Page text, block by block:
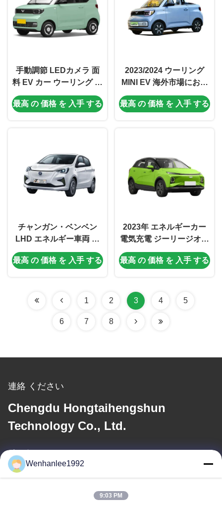
手動調節 LEDカメラ 面
料 EV カー ウーリング ミ
ニ EV 中国 電気 ミニ カ
ー スポーツ 車両 4 輪 セ
最高 の 価格 を 入手 する
2023/2024 ウーリング
MINI EV 海外市場におけ
る手頃な価格の電気自動
車のトップ選択
最高 の 価格 を 入手 する
チャンガン・ベンベン
LHD エネルギー車両 E-
スター ミニSUV Ev 車 /
310km ロングレンジ 電
最高 の 価格 を 入手 する
2023年 エネルギーカー
電気充電 ジーリージオメ
トリE 100%電気燃料の電
気自動車
最高 の 価格 を 入手 する
1 2 3 4 5
6 7 8
連絡 ください
Chengdu Hongtaihengshun
Technology Co., Ltd.
メール
Wenhanlee1992
9:03 PM